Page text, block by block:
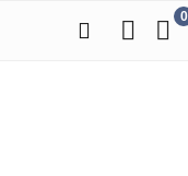
0